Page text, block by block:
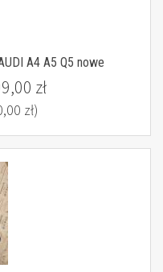
A4 A5 Q5 nowe
zł
zł)